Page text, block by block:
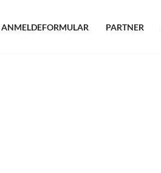
ANMELDEFORMULAR PARTNER